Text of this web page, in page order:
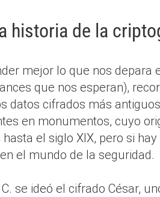
historia de la
mejor lo que nos
que nos esperan),
datos cifrados más
en monumentos, cuyo
el siglo XIX, pero si
el mundo de la seguridad.
C. se ideó el cifrado César,